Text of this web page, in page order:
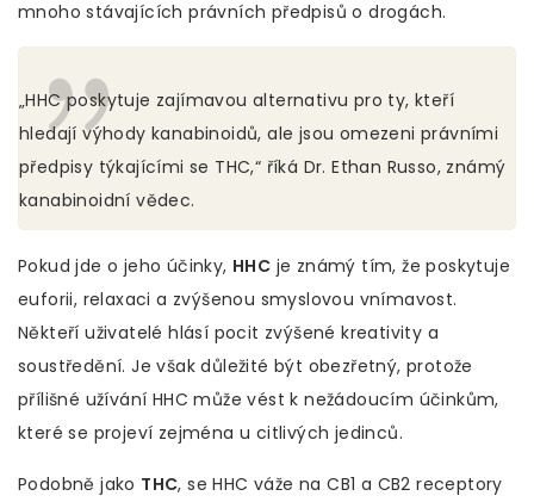
mnoho stávajících právních předpisů o drogách.
„HHC poskytuje zajímavou alternativu pro ty, kteří
hledají výhody kanabinoidů, ale jsou omezeni právními
předpisy týkajícími se THC,“ říká Dr. Ethan Russo, známý
kanabinoidní vědec.
Pokud jde o jeho účinky, HHC je známý tím, že poskytuje
euforii, relaxaci a zvýšenou smyslovou vnímavost.
Někteří uživatelé hlásí pocit zvýšené kreativity a
soustředění. Je však důležité být obezřetný, protože
přílišné užívání HHC může vést k nežádoucím účinkům,
které se projeví zejména u citlivých jedinců.
Podobně jako THC, se HHC váže na CB1 a CB2 receptory